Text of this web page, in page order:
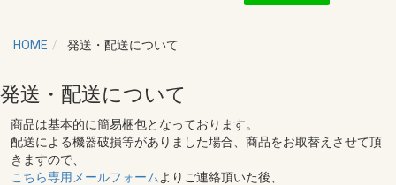
HOME 発送・配送について
発送・配送について
商品は基本的に簡易梱包となっております。
配送による機器破損等がありました場合、商品をお取替えさせて頂
きますので、
こちら専用メールフォーム よりご連絡頂いた後、